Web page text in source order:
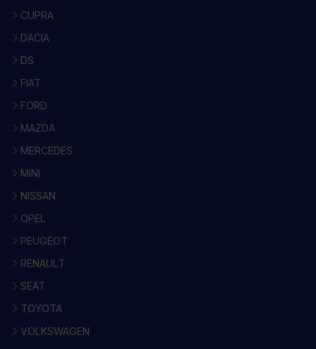
CUPRA
DACIA
DS
FIAT
FORD
MAZDA
MERCEDES
MINI
NISSAN
OPEL
PEUGEOT
RENAULT
SEAT
TOYOTA
VOLKSWAGEN